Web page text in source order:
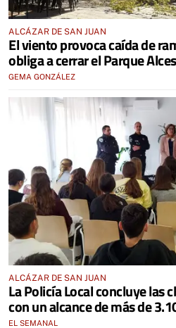
ALCÁZAR DE SAN JUAN
El viento provoca caída de
obliga a cerrar el Parque
GEMA GONZÁLEZ
ALCÁZAR DE SAN JUAN
La Policía Local concluye las
con un alcance de más de
EL SEMANAL